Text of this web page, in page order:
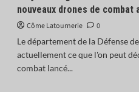
nouveaux drones de combat
Côme Latournerie
0
Le département de la Défense
actuellement ce que l'on peut
combat lancé...